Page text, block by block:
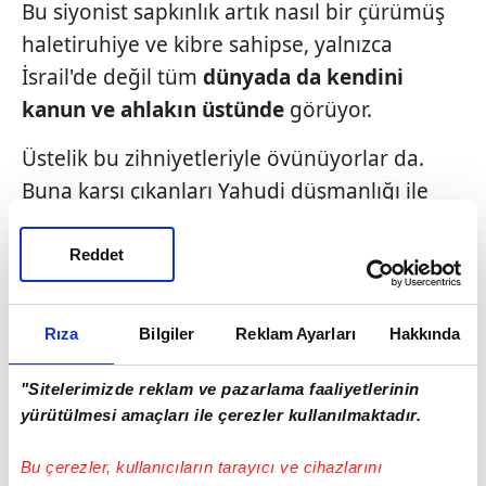
Rıza Bilgiler Reklam Ayarları Hakkında
"Sitelerimizde reklam ve pazarlama faaliyetlerinin
yürütülmesi amaçları ile çerezler kullanılmaktadır.
Bu çerezler, kullanıcıların tarayıcı ve cihazlarını
Reddet
Bu siyonist sapkınlık artık nasıl bir çürümüş
haletiruhiye ve kibre sahipse, yalnızca
İsrail'de değil tüm dünyada da kendini
kanun ve ahlakın üstünde görüyor.
Üstelik bu zihniyetleriyle övünüyorlar da.
Buna karşı çıkanları Yahudi düşmanlığı ile
yaftalıyorlar. Nitekim Hollandalıların
holiganlara dersini vermesi üzerine ayağa
kalkan Yahudi lobileri ve siyonist rejim,yerel
halkın kendini savunmasını
anti-semitist
kapıldıklarını dile getirdi.
sınırı ve insani değeri tanımayan siyonist